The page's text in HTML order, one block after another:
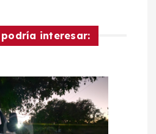
interesar: